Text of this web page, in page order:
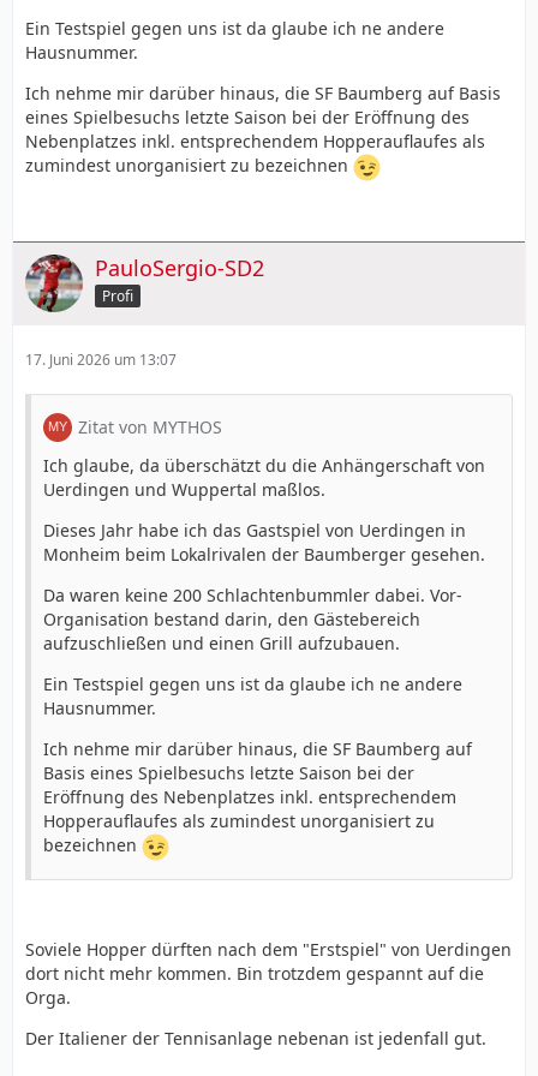
Ein Testspiel gegen uns ist da glaube ich ne andere
Hausnummer.
Ich nehme mir darüber hinaus, die SF Baumberg auf Basis
eines Spielbesuchs letzte Saison bei der Eröffnung des
Nebenplatzes inkl. entsprechendem Hopperauflaufes als
zumindest unorganisiert zu bezeichnen
PauloSergio-SD2
Profi
17. Juni 2026 um 13:07
Zitat von MYTHOS
Ich glaube, da überschätzt du die Anhängerschaft von
Uerdingen und Wuppertal maßlos.
Dieses Jahr habe ich das Gastspiel von Uerdingen in
Monheim beim Lokalrivalen der Baumberger gesehen.
Da waren keine 200 Schlachtenbummler dabei. Vor-
Organisation bestand darin, den Gästebereich
aufzuschließen und einen Grill aufzubauen.
Ein Testspiel gegen uns ist da glaube ich ne andere
Hausnummer.
Ich nehme mir darüber hinaus, die SF Baumberg auf
Basis eines Spielbesuchs letzte Saison bei der
Eröffnung des Nebenplatzes inkl. entsprechendem
Hopperauflaufes als zumindest unorganisiert zu
bezeichnen
Soviele Hopper dürften nach dem "Erstspiel" von Uerdingen
dort nicht mehr kommen. Bin trotzdem gespannt auf die
Orga.
Der Italiener der Tennisanlage nebenan ist jedenfall gut.